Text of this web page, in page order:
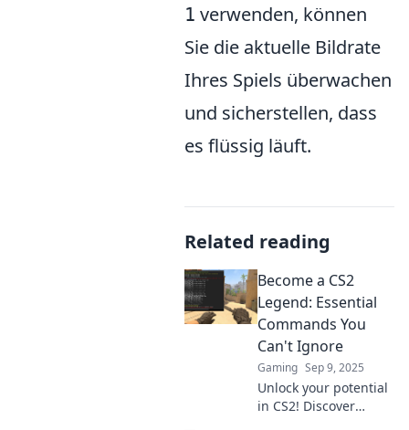
1 verwenden, können
Sie die aktuelle Bildrate
Ihres Spiels überwachen
und sicherstellen, dass
es flüssig läuft.
Related reading
Become a CS2
Legend: Essential
Commands You
Can't Ignore
Gaming Sep 9, 2025
Unlock your potential
in CS2! Discover